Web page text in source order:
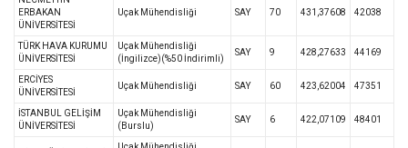
ERBAKAN
ÜNİVERSİTESİ
Uçak Mühendisliği SAY 70 431,37608 42038
TÜRK HAVA KURUMU
ÜNİVERSİTESİ
Uçak Mühendisliği
(İngilizce)(%50 İndirimli)
SAY 9 428,27633 44169
ERCİYES
ÜNİVERSİTESİ
Uçak Mühendisliği SAY 60 423,62004 47351
İSTANBUL GELİŞİM
ÜNİVERSİTESİ
Uçak Mühendisliği
(Burslu)
SAY 6 422,07109 48401